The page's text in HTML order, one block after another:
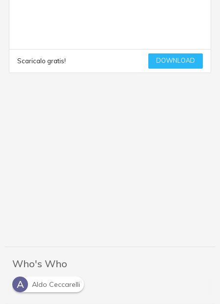
Scaricalo gratis! DOWNLOAD
Who's Who
A
Aldo Ceccarelli